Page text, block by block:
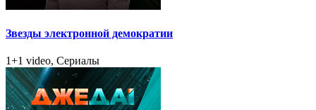
Звезды электронной демократии
1+1 video, Сериалы